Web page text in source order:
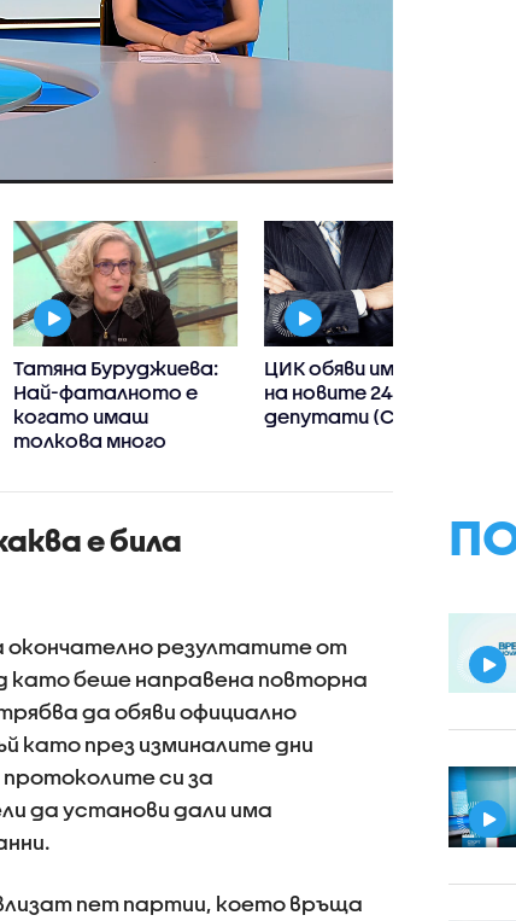
Татяна Буруджиева:
Най-фаталното е
когато имаш
толкова много
нея
ЦИК обяви имената
на новите 240
депутати (СПИСЪК)
е била
окончателно резултатите от
като беше направена повторна
да обяви официално
като през изминалите дни
си за
да установи дали има
пет партии, което връща